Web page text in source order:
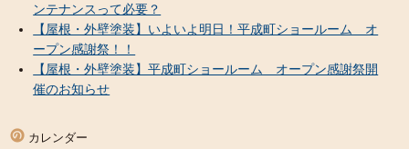
ンテナンスって必要？
【屋根・外壁塗装】いよいよ明日！平成町ショールーム オ
ープン感謝祭！！
【屋根・外壁塗装】平成町ショールーム オープン感謝祭開
催のお知らせ
カレンダー